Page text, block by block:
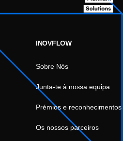
INOVFLOW
Sobre Nós
Junta-te à nossa equipa
Prémios e reconhecimentos
Os nossos parceiros